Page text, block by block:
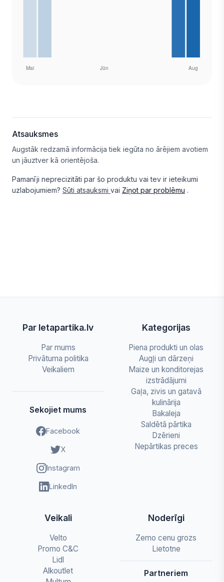
Atsauksmes
Augstāk redzamā informācija tiek iegūta no ārējiem avotiem
un jāuztver kā orientējoša.
Pamanīji neprecizitāti par šo produktu vai tev ir ieteikumi
uzlabojumiem? Sūti atsauksmi vai Ziņot par problēmu .
Par letapartika.lv
Par mums
Privātuma politika
Veikaliem
Sekojiet mums
Facebook
X
Instagram
LinkedIn
Kategorijas
Piena produkti un olas
Augļi un dārzeņi
Maize un konditorejas
izstrādājumi
Gaļa, zivis un gatavā
kulinārija
Bakaleja
Saldētā pārtika
Dzērieni
Nepārtikas preces
Veikali
Velto
Promo C&C
Lidl
Alkoutlet
Noderīgi
Zemo cenu grozs
Lietotne
Partneriem